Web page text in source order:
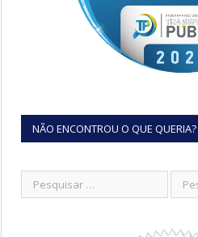
NÃO ENCONTROU O QUE QUERIA?